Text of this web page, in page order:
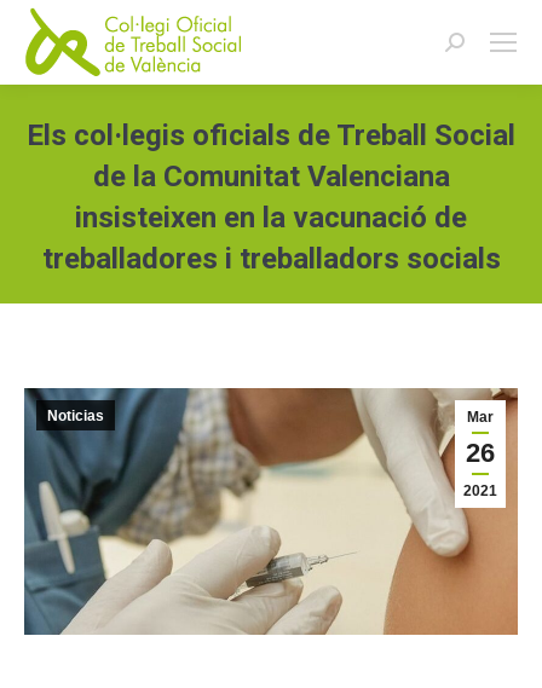
Buscar:
Els col·legis oficials de Treball Social
de la Comunitat Valenciana
insisteixen en la vacunació de
treballadores i treballadors socials
Mar
26
2021
Noticias